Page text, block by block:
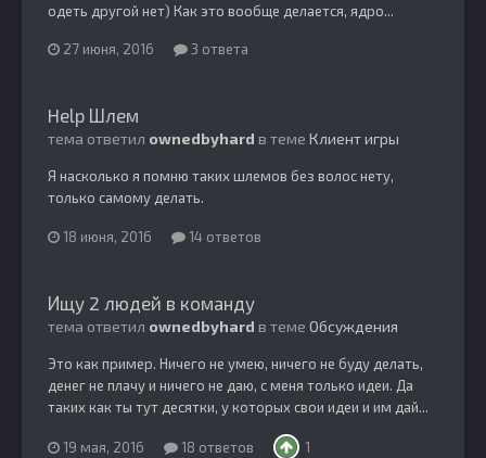
одеть другой нет) Как это вообще делается, ядро...
27 июня, 2016 3 ответа
Help Шлем
тема ответил ownedbyhard в теме Клиент игры
Я насколько я помню таких шлемов без волос нету,
только самому делать.
18 июня, 2016 14 ответов
Ищу 2 людей в команду
тема ответил ownedbyhard в теме Обсуждения
Это как пример. Ничего не умею, ничего не буду делать,
денег не плачу и ничего не даю, с меня только идеи. Да
таких как ты тут десятки, у которых свои идеи и им дай...
19 мая, 2016 18 ответов 1